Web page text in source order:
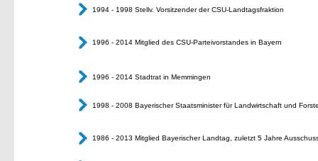
1994 - 1998 Stellv. Vorsitzender der CSU-Landtagsfraktion
1996 - 2014 Mitglied des CSU-Parteivorstandes in Bayern
1996 - 2014 Stadtrat in Memmingen
1998 - 2008 Bayerischer Staatsminister für Landwirtschaft und
1986 - 2013 Mitglied Bayerischer Landtag, zuletzt 5 Jahre